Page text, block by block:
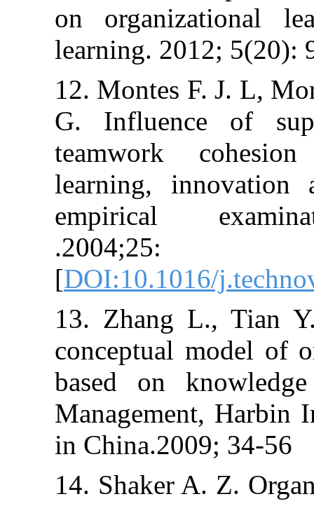
on
learning. 2012;
12. Montes F.
G. Influence
teamwork
learning,
empirical
[DOI:10.1016/
13. Zhang L.,
conceptual
based on
Management,
in China.2009;
14. Shaker A.